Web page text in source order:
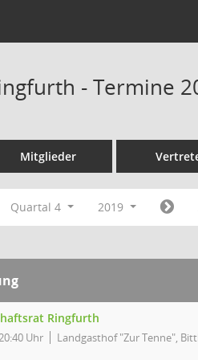
- Termine
Mitglieder
Quartal 4 2019
Ringfurth
Uhr Landgasthof "Zur Tenne",